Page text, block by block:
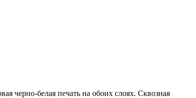
черно-белая печать на обоих слоях. Сквозная